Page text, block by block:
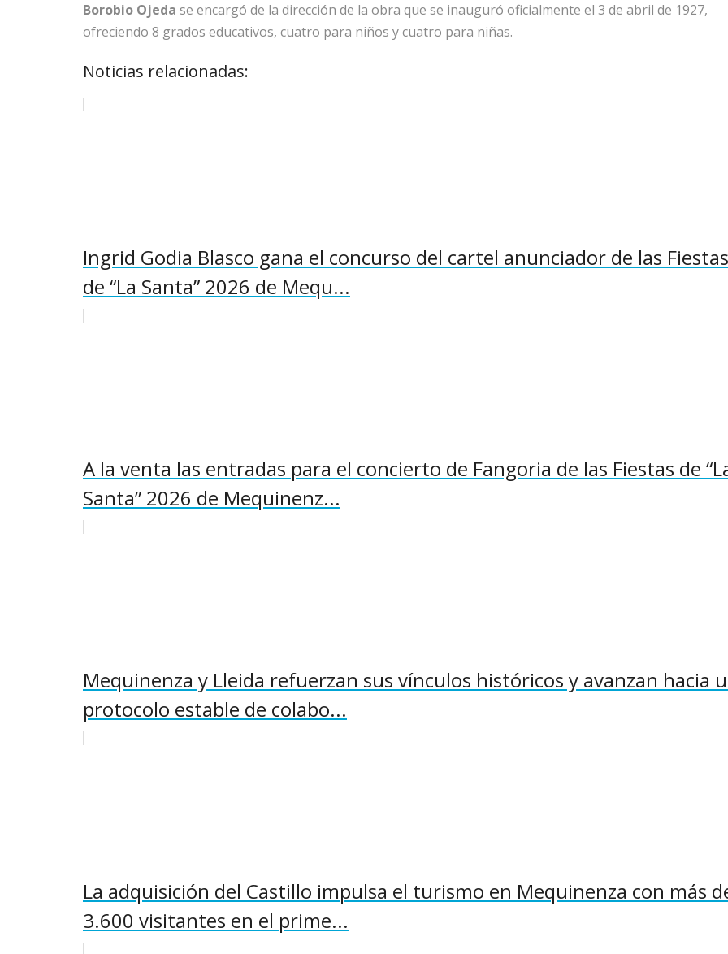
Borobio Ojeda se encargó de la dirección de la obra que se inauguró oficialmente el 3 de abril de 1927,
ofreciendo 8 grados educativos, cuatro para niños y cuatro para niñas.
Noticias relacionadas:
Ingrid Godia Blasco gana el concurso del cartel anunciador de las Fiestas
de “La Santa” 2026 de Mequ...
A la venta las entradas para el concierto de Fangoria de las Fiestas de
Santa” 2026 de Mequinenz...
Mequinenza y Lleida refuerzan sus vínculos históricos y avanzan hacia
protocolo estable de colabo...
La adquisición del Castillo impulsa el turismo en Mequinenza con más
3.600 visitantes en el prime...